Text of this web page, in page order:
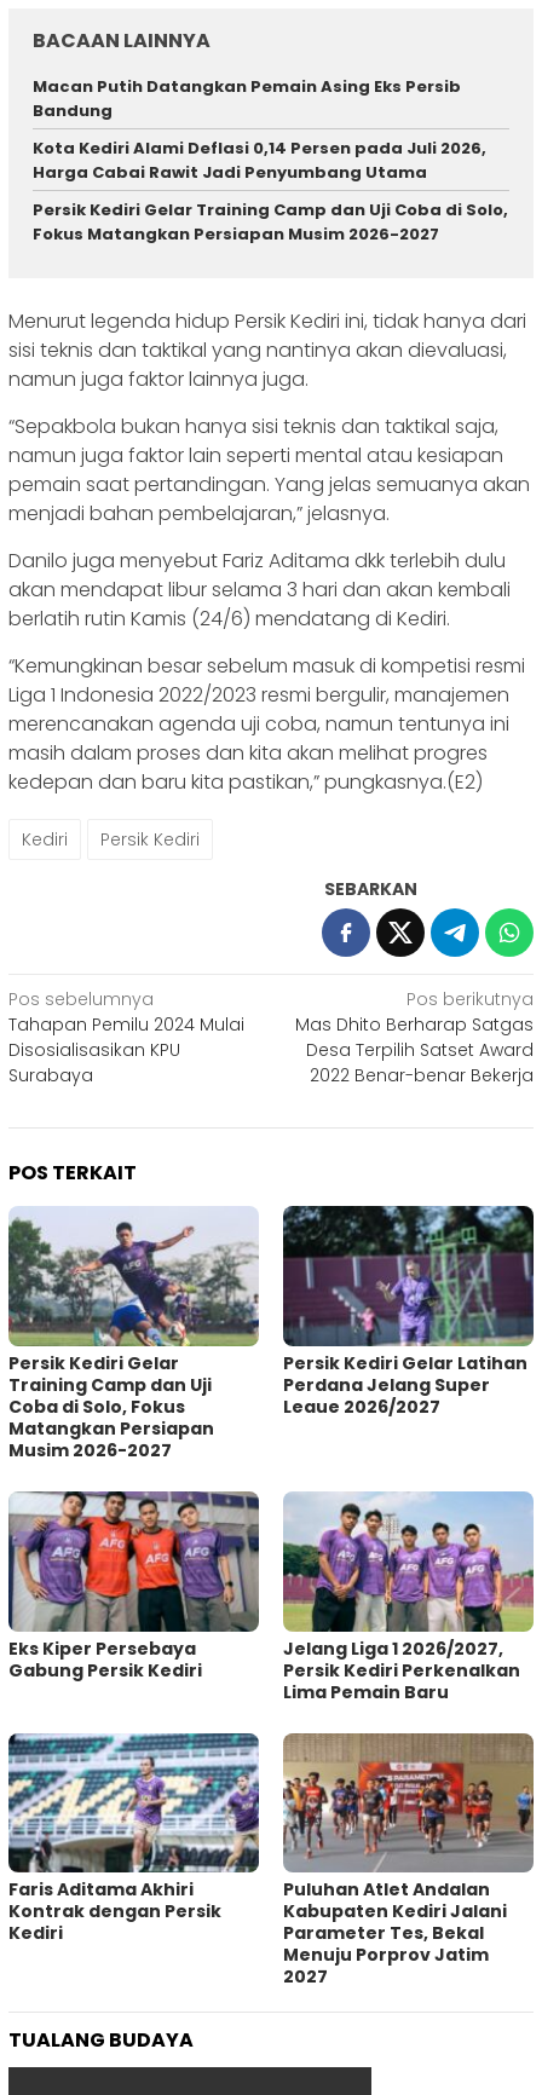
BACAAN LAINNYA
Macan Putih Datangkan Pemain Asing Eks Persib
Bandung
Kota Kediri Alami Deflasi 0,14 Persen pada Juli 2026,
Harga Cabai Rawit Jadi Penyumbang Utama
Persik Kediri Gelar Training Camp dan Uji Coba di Solo,
Fokus Matangkan Persiapan Musim 2026-2027
Menurut legenda hidup Persik Kediri ini, tidak hanya dari
sisi teknis dan taktikal yang nantinya akan dievaluasi,
namun juga faktor lainnya juga.
“Sepakbola bukan hanya sisi teknis dan taktikal saja,
namun juga faktor lain seperti mental atau kesiapan
pemain saat pertandingan. Yang jelas semuanya akan
menjadi bahan pembelajaran,” jelasnya.
Danilo juga menyebut Fariz Aditama dkk terlebih dulu
akan mendapat libur selama 3 hari dan akan kembali
berlatih rutin Kamis (24/6) mendatang di Kediri.
“Kemungkinan besar sebelum masuk di kompetisi resmi
Liga 1 Indonesia 2022/2023 resmi bergulir, manajemen
merencanakan agenda uji coba, namun tentunya ini
masih dalam proses dan kita akan melihat progres
kedepan dan baru kita pastikan,” pungkasnya.(E2)
Kediri Persik Kediri
SEBARKAN
Navigasi
pos
Pos sebelumnya
Tahapan Pemilu 2024 Mulai
Disosialisasikan KPU
Surabaya
Pos berikutnya
Mas Dhito Berharap Satgas
Desa Terpilih Satset Award
2022 Benar-benar Bekerja
POS TERKAIT
Persik Kediri Gelar
Training Camp dan Uji
Coba di Solo, Fokus
Matangkan Persiapan
Musim 2026-2027
Persik Kediri Gelar Latihan
Perdana Jelang Super
Leaue 2026/2027
Eks Kiper Persebaya
Gabung Persik Kediri
Jelang Liga 1 2026/2027,
Persik Kediri Perkenalkan
Lima Pemain Baru
Faris Aditama Akhiri
Kontrak dengan Persik
Kediri
Puluhan Atlet Andalan
Kabupaten Kediri Jalani
Parameter Tes, Bekal
Menuju Porprov Jatim
2027
TUALANG BUDAYA